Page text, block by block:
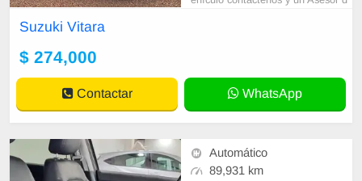
Suzuki Vitara
$ 274,000
Contactar WhatsApp
Automático
89,931 km